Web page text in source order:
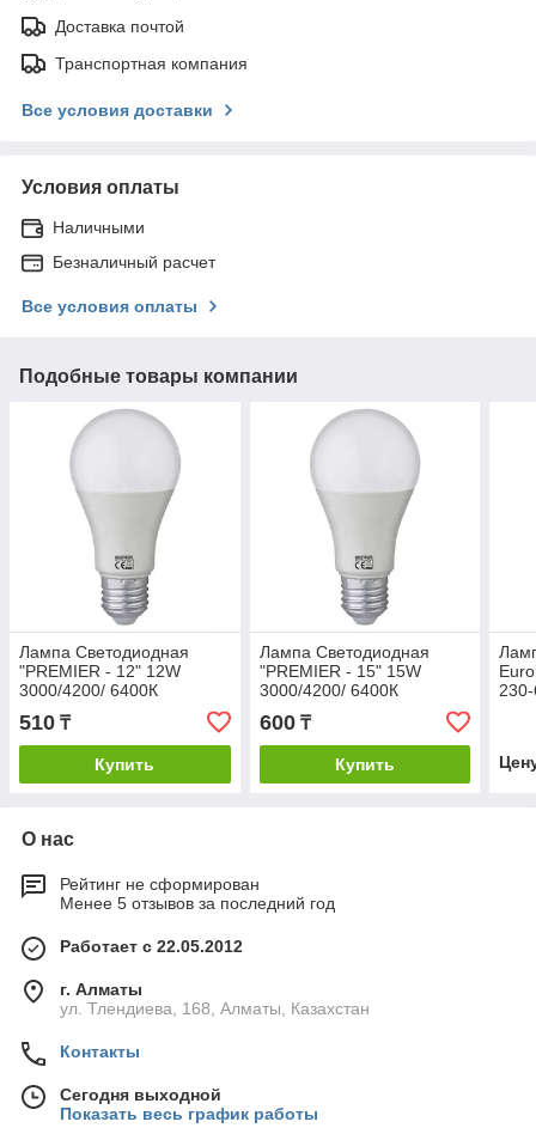
Доставка почтой
Транспортная компания
Все условия доставки
Условия оплаты
Наличными
Безналичный расчет
Все условия оплаты
Подобные товары компании
Лампа Светодиодная
"PREMIER - 12" 12W
3000/4200/ 6400К
510 ₸
Купить
Лампа Светодиодная
"PREMIER - 15" 15W
3000/4200/ 6400К
600₸
Купить
О нас
Рейтинг не сформирован
Менее 5 отзывов за последний год
Работает с 22.05.2012
г. Алматы
ул. Тлендиева, 168, Алматы, Казахстан
Контакты
Сегодня выходной
Показать весь график работы